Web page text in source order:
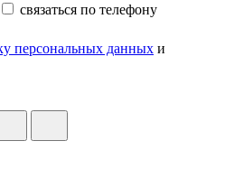
связаться по телефону
персональных данных и